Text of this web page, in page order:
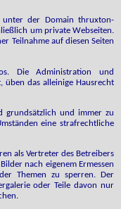
unter der Domain thruxton-
um private Webseiten.
Teilnahme auf diesen Seiten
Die Administration und
üben das alleinige Hausrecht
grundsätzlich und immer zu
eine strafrechtliche
als Vertreter des Betreibers
nach eigenem Ermessen
Themen zu sperren. Der
oder Teile davon nur